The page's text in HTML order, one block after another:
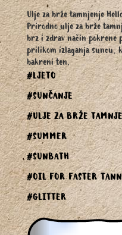
Ulje za brže tamnjenje
Prirodno ulje za brže
brz i zdrav način pokrene
prilikom izlaganja suncu,
bakreni ten.
#LJETO
#SUNČANJE
#ULJE ZA BRŽE
#SUMMER
#SUNBATH
#OIL FOR FASTER
#GLITTER